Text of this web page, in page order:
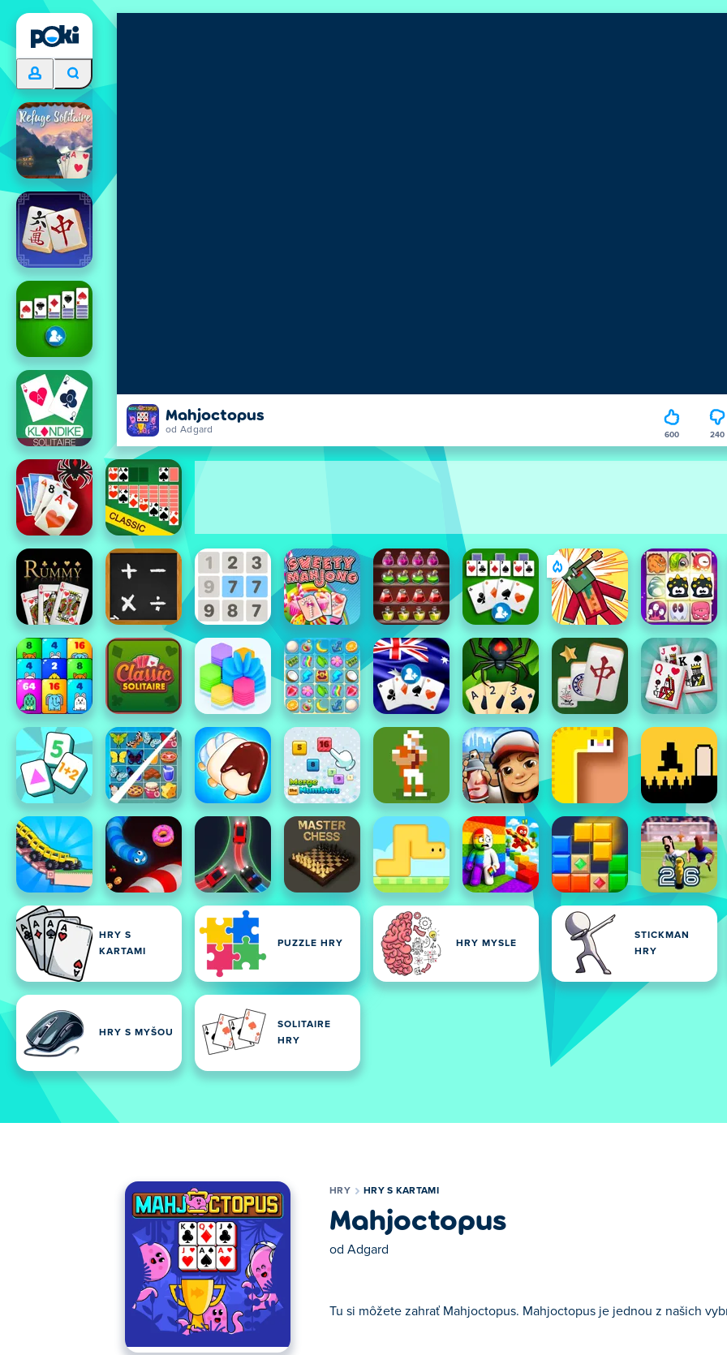
Mahjoctopus
od Adgard 600 240
HRY S
KARTAMI
PUZZLE HRY HRY MYSLE
STICKMAN
HRY
HRY S MYŠOU
SOLITAIRE
HRY
HRY HRY S KARTAMI
Mahjoctopus
od Adgard
Tu si môžete zahrať Mahjoctopus. Mahjoctopus je jednou z našich